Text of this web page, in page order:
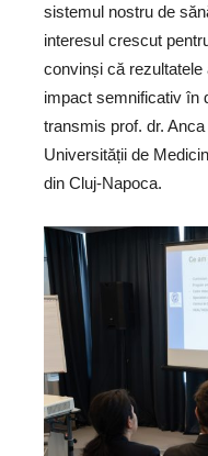
sistemul nostru de
interesul crescut
convinși că
impact semnificativ în
transmis prof. dr.
Universității de
din Cluj-Napoca.